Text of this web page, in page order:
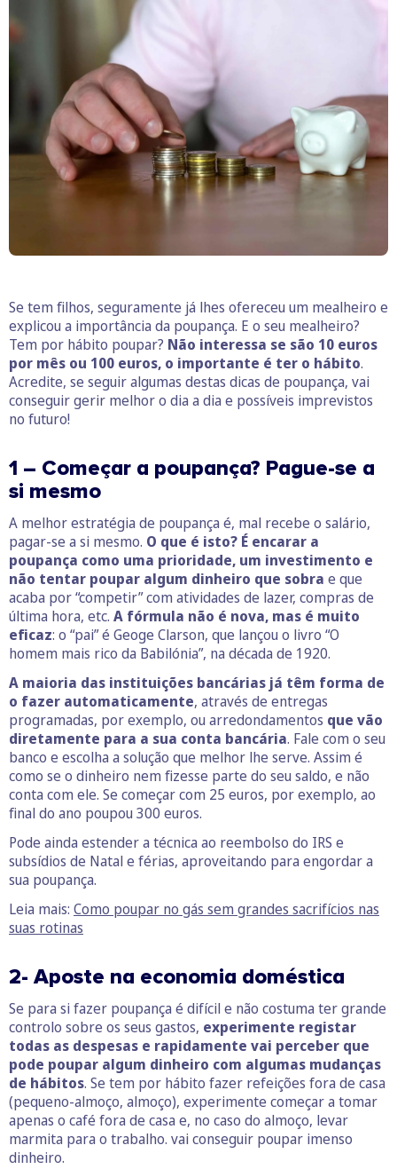
Se tem filhos, seguramente já lhes ofereceu um mealheiro e
explicou a importância da poupança. E o seu mealheiro?
Tem por hábito poupar? Não interessa se são 10 euros
por mês ou 100 euros, o importante é ter o hábito.
Acredite, se seguir algumas destas dicas de poupança, vai
conseguir gerir melhor o dia a dia e possíveis imprevistos
no futuro!
1 – Começar a poupança? Pague-se a
si mesmo
A melhor estratégia de poupança é, mal recebe o salário,
pagar-se a si mesmo. O que é isto? É encarar a
poupança como uma prioridade, um investimento e
não tentar poupar algum dinheiro que sobra e que
acaba por “competir” com atividades de lazer, compras de
última hora, etc. A fórmula não é nova, mas é muito
eficaz: o “pai” é Geoge Clarson, que lançou o livro “O
homem mais rico da Babilónia”, na década de 1920.
A maioria das instituições bancárias já têm forma de
o fazer automaticamente, através de entregas
programadas, por exemplo, ou arredondamentos que vão
diretamente para a sua conta bancária. Fale com o seu
banco e escolha a solução que melhor lhe serve. Assim é
como se o dinheiro nem fizesse parte do seu saldo, e não
conta com ele. Se começar com 25 euros, por exemplo, ao
final do ano poupou 300 euros.
Pode ainda estender a técnica ao reembolso do IRS e
subsídios de Natal e férias, aproveitando para engordar a
sua poupança.
Leia mais: Como poupar no gás sem grandes sacrifícios nas
suas rotinas
2- Aposte na economia doméstica
Se para si fazer poupança é difícil e não costuma ter grande
controlo sobre os seus gastos, experimente registar
todas as despesas e rapidamente vai perceber que
pode poupar algum dinheiro com algumas mudanças
de hábitos. Se tem por hábito fazer refeições fora de casa
(pequeno-almoço, almoço), experimente começar a tomar
apenas o café fora de casa e, no caso do almoço, levar
marmita para o trabalho. vai conseguir poupar imenso
dinheiro.